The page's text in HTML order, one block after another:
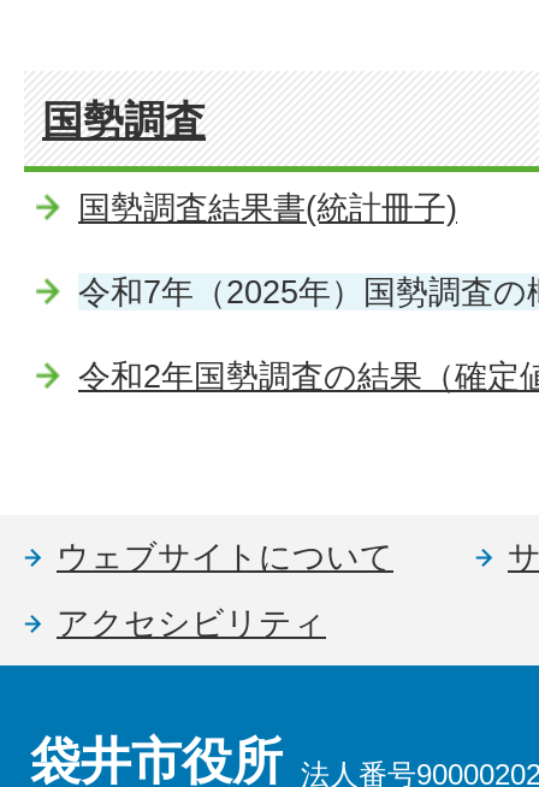
国勢調査
国勢調査結果書(統計冊子)
令和7年（2025年）国勢調査の
令和2年国勢調査の結果（確定
ウェブサイトについて
アクセシビリティ
袋井市役所 法人番号